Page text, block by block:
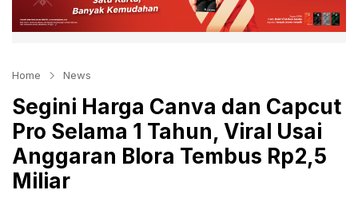
Home News
Segini Harga Canva dan Capcut
Pro Selama 1 Tahun, Viral Usai
Anggaran Blora Tembus Rp2,5
Miliar